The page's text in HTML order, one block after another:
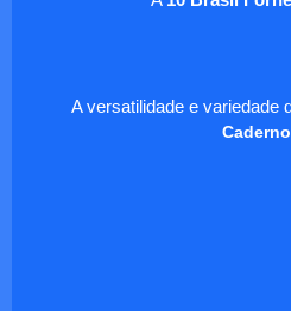
A versatilidade e variedade